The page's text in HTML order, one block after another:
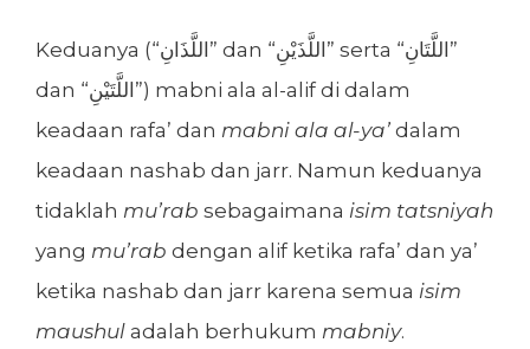
Keduanya (“اللَّذَانِ” dan “اللَّذَيْنِ” serta “اللَّتَانِ”
dan “اللَّتَيْنِ”) mabni ala al-alif di dalam
keadaan rafa’ dan mabni ala al-ya’ dalam
keadaan nashab dan jarr. Namun keduanya
tidaklah mu’rab sebagaimana isim tatsniyah
yang mu’rab dengan alif ketika rafa’ dan ya’
ketika nashab dan jarr karena semua isim
maushul adalah berhukum mabniy.